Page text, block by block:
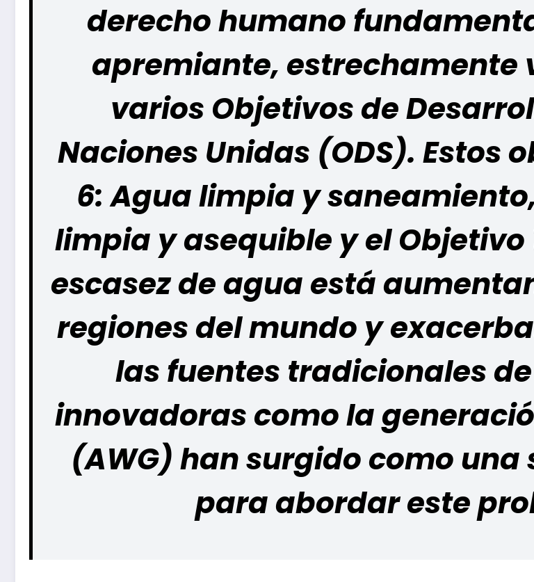
derecho humano
apremiante, estrechamente
varios Objetivos de
Naciones Unidas (ODS). Estos
6:Agua limpia y
limpia y asequible y elObjetivo
escasez de agua está
regiones del mundo y
las fuentes tradicionales
innovadoras como la
(AWG) han surgido como
para abordar este